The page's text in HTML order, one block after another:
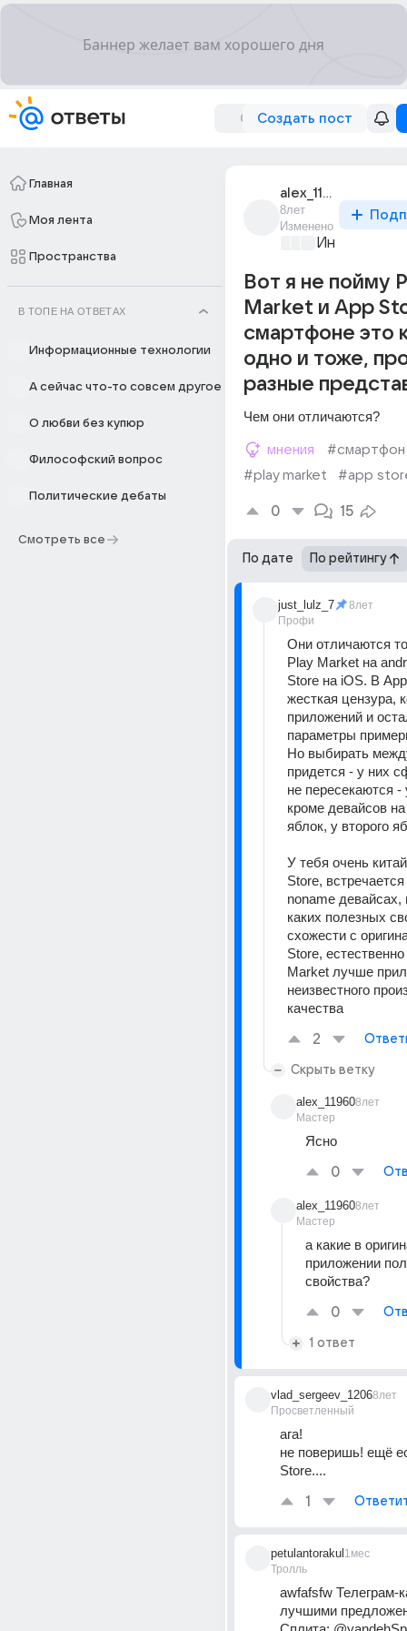
Создать пост
Главная
Моя лента
Пространства
В ТОПЕ НА ОТВЕТАХ
Информационные технологии
А сейчас что-то совсем другое
О любви без купюр
Философский вопрос
Политические дебаты
Смотреть все
alex_11960
8лет
Изменено
Вот я не пойму
Market и App
смартфоне это
одно и тоже,
разные
Чем они отличаются?
мнения
#смартфон
#play market
#app
0 15
По дате По рейтингу
just_lulz_7
Профи
8лет
Они отличаются
Play Market на
Store на iOS. В
жесткая цензура,
приложений и
параметры
Но выбирать
придется - у них
не пересекаются -
кроме девайсов
яблок, у второго
У тебя очень
Store,
noname девайсах,
каких полезных
схожести с
Store,
Market лучше
неизвестного
качества
2
Скрыть ветку
alex_11960
Мастер
8лет
Ясно
0
alex_11960
Мастер
8лет
а какие в
приложении
свойства?
0
1 ответ
vlad_sergeev_1206
Просветленный
8лет
ага!
не поверишь! ещё
Store....
1
petulantorakul
Тролль
1мес
awfafsfw Телеграм-
лучшими